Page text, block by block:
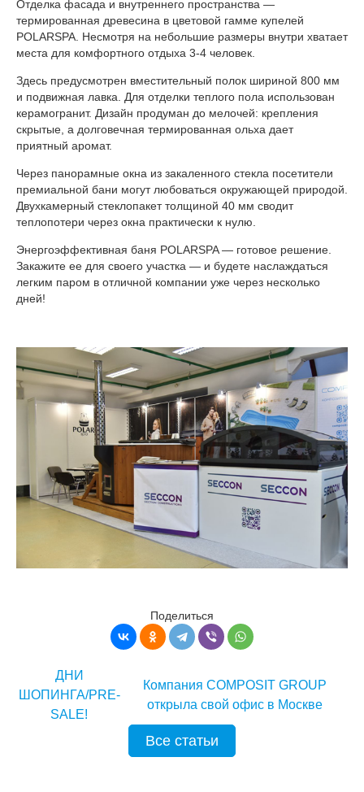
Отделка фасада и внутреннего пространства —
термированная древесина в цветовой гамме купелей
POLARSPA. Несмотря на небольшие размеры внутри хватает
места для комфортного отдыха 3-4 человек.
Здесь предусмотрен вместительный полок шириной 800 мм
и подвижная лавка. Для отделки теплого пола использован
керамогранит. Дизайн продуман до мелочей: крепления
скрытые, а долговечная термированная ольха дает
приятный аромат.
Через панорамные окна из закаленного стекла посетители
премиальной бани могут любоваться окружающей природой.
Двухкамерный стеклопакет толщиной 40 мм сводит
теплопотери через окна практически к нулю.
Энергоэффективная баня POLARSPA — готовое решение.
Закажите ее для своего участка — и будете наслаждаться
легким паром в отличной компании уже через несколько
дней!
Поделиться
ДНИ
ШОПИНГА/PRE-
SALE!
Компания COMPOSIT GROUP
открыла свой офис в Москве
Все статьи